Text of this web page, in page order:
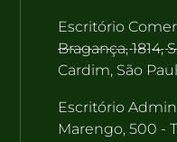
Escritório
Bragança, 1814,
Cardim, São
Escritório
Marengo, 500 -